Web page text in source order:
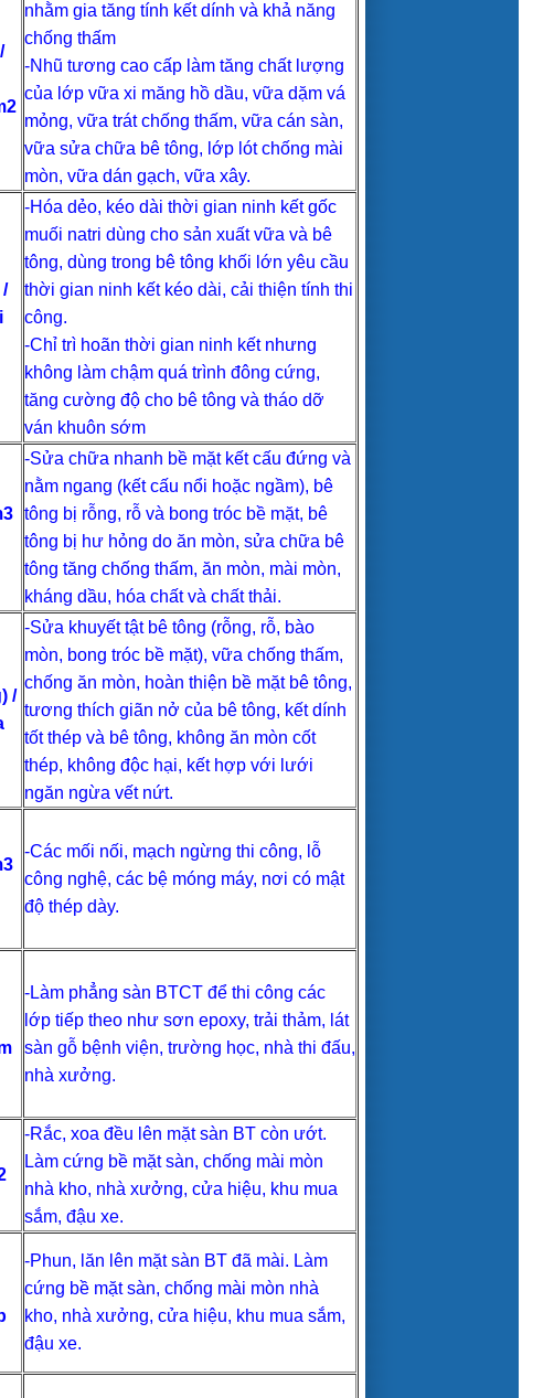
nhằm gia tăng tính kết dính và khả năng
chống thấm
-Nhũ tương cao cấp làm tăng chất lượng
của lớp vữa xi măng hồ dầu, vữa dặm vá
mỏng, vữa trát chống thấm, vữa cán sàn,
vữa sửa chữa bê tông, lớp lót chống mài
mòn, vữa dán gạch, vữa xây.
/
-Hóa dẻo, kéo dài thời gian ninh kết gốc
muối natri dùng cho sản xuất vữa và bê
tông, dùng trong bê tông khối lớn yêu cầu
thời gian ninh kết kéo dài, cải thiện tính thi
công.
-Chỉ trì hoãn thời gian ninh kết nhưng
không làm chậm quá trình đông cứng,
tăng cường độ cho bê tông và tháo dỡ
ván khuôn sớm
-Sửa chữa nhanh bề mặt kết cấu đứng và
nằm ngang (kết cấu nổi hoặc ngầm), bê
tông bị rỗng, rỗ và bong tróc bề mặt, bê
tông bị hư hỏng do ăn mòn, sửa chữa bê
tông tăng chống thấm, ăn mòn, mài mòn,
kháng dầu, hóa chất và chất thải.
/
-Sửa khuyết tật bê tông (rỗng, rỗ, bào
mòn, bong tróc bề mặt), vữa chống thấm,
chống ăn mòn, hoàn thiện bề mặt bê tông,
tương thích giãn nở của bê tông, kết dính
tốt thép và bê tông, không ăn mòn cốt
thép, không độc hại, kết hợp với lưới
ngăn ngừa vết nứt.
-Các mối nối, mạch ngừng thi công, lỗ
công nghệ, các bệ móng máy, nơi có mật
độ thép dày.
-Làm phẳng sàn BTCT để thi công các
lớp tiếp theo như sơn epoxy, trải thảm, lát
sàn gỗ bệnh viện, trường học, nhà thi đấu,
nhà xưởng.
-Rắc, xoa đều lên mặt sàn BT còn ướt.
Làm cứng bề mặt sàn, chống mài mòn
nhà kho, nhà xưởng, cửa hiệu, khu mua
sắm, đậu xe.
-Phun, lăn lên mặt sàn BT đã mài. Làm
cứng bề mặt sàn, chống mài mòn nhà
kho, nhà xưởng, cửa hiệu, khu mua sắm,
đậu xe.